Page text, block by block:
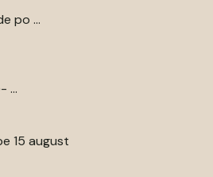
po ...
...
15 august